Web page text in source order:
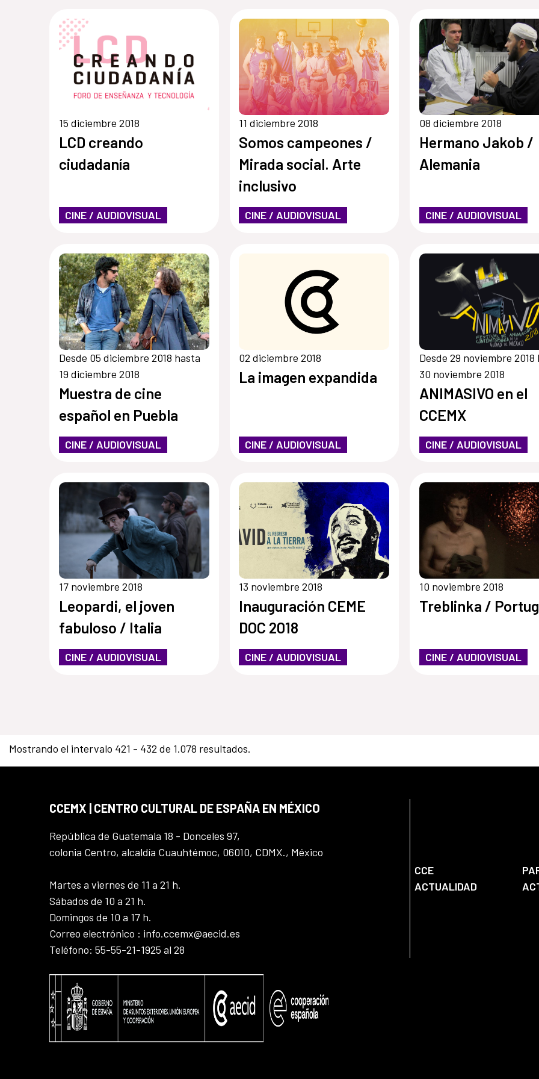
15 diciembre 2018
LCD creando
ciudadanía
CINE / AUDIOVISUAL
11 diciembre 2018
Somos campeones /
Mirada social. Arte
inclusivo
CINE / AUDIOVISUAL
08 diciembre 2018
Hermano Jakob /
Alemania
CINE / AUDIOVISUAL
Desde 05 diciembre 2018 hasta
19 diciembre 2018
Muestra de cine
español en Puebla
CINE / AUDIOVISUAL
02 diciembre 2018
La imagen expandida
CINE / AUDIOVISUAL
Desde 29 noviembre 2018
30 noviembre 2018
ANIMASIVO en el
CCEMX
CINE / AUDIOVISUAL
17 noviembre 2018
Leopardi, el joven
fabuloso / Italia
CINE / AUDIOVISUAL
13 noviembre 2018
Inauguración CEME
DOC 2018
CINE / AUDIOVISUAL
10 noviembre 2018
Treblinka /
CINE / AUDIOVISUAL
Mostrando el intervalo 421 - 432 de 1.078 resultados.
CCEMX | CENTRO CULTURAL DE ESPAÑA EN MÉXICO
República de Guatemala 18 - Donceles 97,
colonia Centro, alcaldía Cuauhtémoc, 06010, CDMX., México
Martes a viernes de 11 a 21 h.
Sábados de 10 a 21 h.
Domingos de 10 a 17 h.
Correo electrónico : info.ccemx@aecid.es
Teléfono: 55-55-21-1925 al 28
CCE
ACTUALIDAD